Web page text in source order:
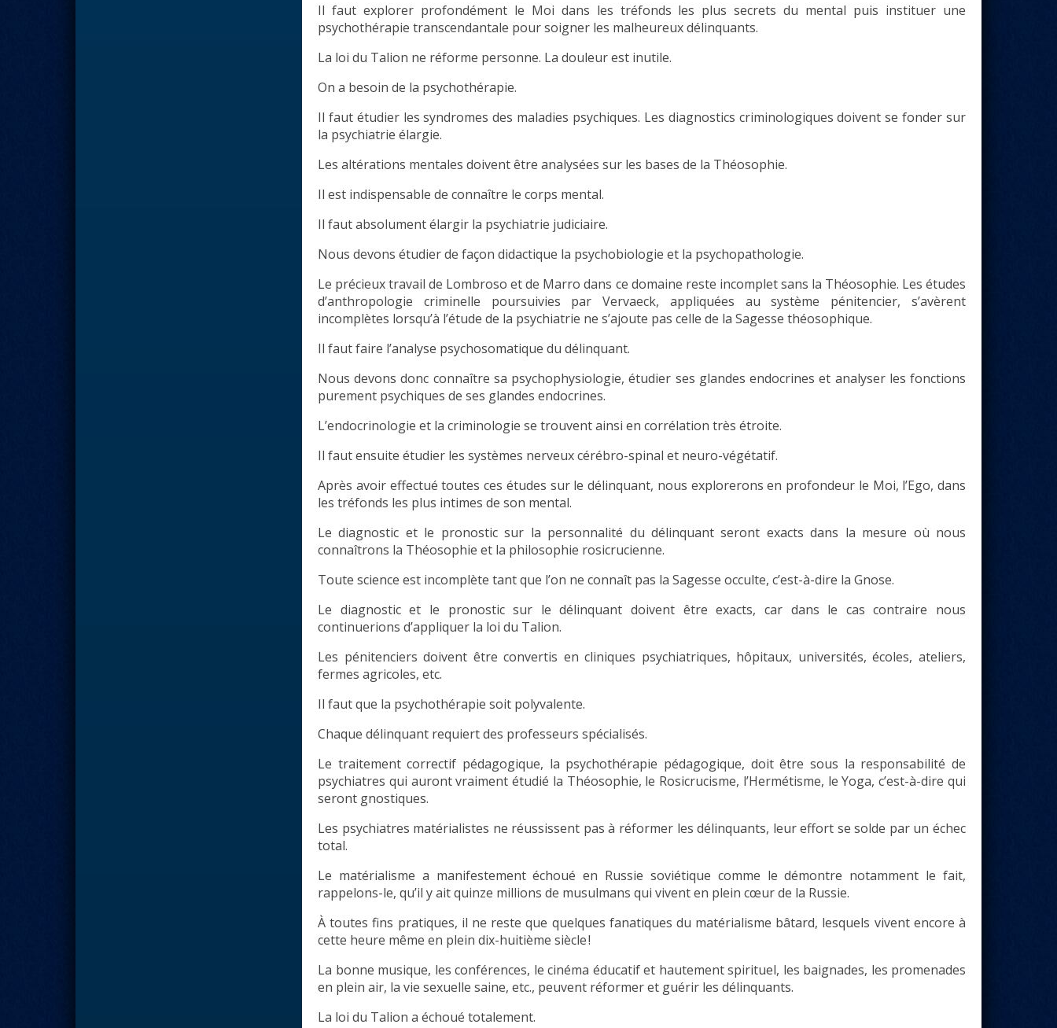
Il faut explorer profondément le Moi dans les tréfonds les plus secrets du mental puis instituer une
psychothérapie transcendantale pour soigner les malheureux délinquants.
La loi du Talion ne réforme personne. La douleur est inutile.
On a besoin de la psychothérapie.
Il faut étudier les syndromes des maladies psychiques. Les diagnostics criminologiques doivent se fonder sur
la psychiatrie élargie.
Les altérations mentales doivent être analysées sur les bases de la Théosophie.
Il est indispensable de connaître le corps mental.
Il faut absolument élargir la psychiatrie judiciaire.
Nous devons étudier de façon didactique la psychobiologie et la psychopathologie.
Le précieux travail de Lombroso et de Marro dans ce domaine reste incomplet sans la Théosophie. Les études
d’anthropologie criminelle poursuivies par Vervaeck, appliquées au système pénitencier, s’avèrent
incomplètes lorsqu’à l’étude de la psychiatrie ne s’ajoute pas celle de la Sagesse théosophique.
Il faut faire l’analyse psychosomatique du délinquant.
Nous devons donc connaître sa psychophysiologie, étudier ses glandes endocrines et analyser les fonctions
purement psychiques de ses glandes endocrines.
L’endocrinologie et la criminologie se trouvent ainsi en corrélation très étroite.
Il faut ensuite étudier les systèmes nerveux cérébro-spinal et neuro-végétatif.
Après avoir effectué toutes ces études sur le délinquant, nous explorerons en profondeur le Moi, l’Ego, dans
les tréfonds les plus intimes de son mental.
Le diagnostic et le pronostic sur la personnalité du délinquant seront exacts dans la mesure où nous
connaîtrons la Théosophie et la philosophie rosicrucienne.
Toute science est incomplète tant que l’on ne connaît pas la Sagesse occulte, c’est-à-dire la Gnose.
Le diagnostic et le pronostic sur le délinquant doivent être exacts, car dans le cas contraire nous
continuerions d’appliquer la loi du Talion.
Les pénitenciers doivent être convertis en cliniques psychiatriques, hôpitaux, universités, écoles, ateliers,
fermes agricoles, etc.
Il faut que la psychothérapie soit polyvalente.
Chaque délinquant requiert des professeurs spécialisés.
Le traitement correctif pédagogique, la psychothérapie pédagogique, doit être sous la responsabilité de
psychiatres qui auront vraiment étudié la Théosophie, le Rosicrucisme, l’Hermétisme, le Yoga, c’est-à-dire qui
seront gnostiques.
Les psychiatres matérialistes ne réussissent pas à réformer les délinquants, leur effort se solde par un échec
total.
Le matérialisme a manifestement échoué en Russie soviétique comme le démontre notamment le fait,
rappelons-le, qu’il y ait quinze millions de musulmans qui vivent en plein cœur de la Russie.
À toutes fins pratiques, il ne reste que quelques fanatiques du matérialisme bâtard, lesquels vivent encore à
cette heure même en plein dix-huitième siècle !
La bonne musique, les conférences, le cinéma éducatif et hautement spirituel, les baignades, les promenades
en plein air, la vie sexuelle saine, etc., peuvent réformer et guérir les délinquants.
La loi du Talion a échoué totalement.